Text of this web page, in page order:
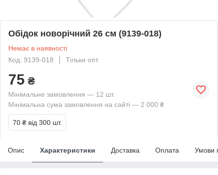
Обідок новорічний 26 см (9139-018)
Немає в наявності
Код: 9139-018
Тільки опт
75 ₴
Мінімальне замовлення — 12 шт.
Мінімальна сума замовлення на сайті — 2 000 ₴
70 ₴ від 300 шт.
Опис Характеристики Доставка Оплата Умови